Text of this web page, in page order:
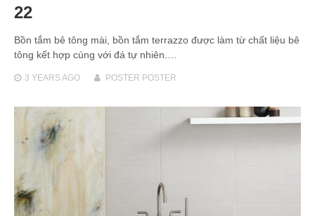
22
Bồn tắm bê tông mài, bồn tắm terrazzo được làm từ chất liệu bê
tông kết hợp cùng với đá tự nhiên.…
3 YEARSAGO POSTER POSTER